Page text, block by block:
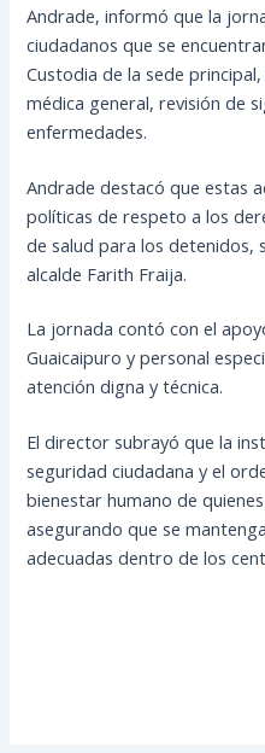
Andrade, informó que la
ciudadanos que se
Custodia de la sede
médica general, revisión de
enfermedades.
Andrade destacó que estas
políticas de respeto a los
de salud para los detenidos,
alcalde Farith Fraija.
La jornada contó con el
Guaicaipuro y personal
atención digna y técnica.
El director subrayó que la
seguridad ciudadana y el
bienestar humano de
asegurando que se
adecuadas dentro de los